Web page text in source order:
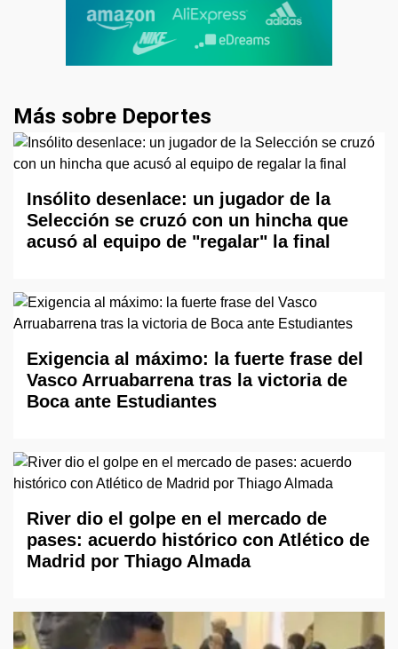
Más sobre Deportes
Insólito desenlace: un jugador de la
Selección se cruzó con un hincha que
acusó al equipo de "regalar" la final
Exigencia al máximo: la fuerte frase del
Vasco Arruabarrena tras la victoria de
Boca ante Estudiantes
River dio el golpe en el mercado de
pases: acuerdo histórico con Atlético de
Madrid por Thiago Almada